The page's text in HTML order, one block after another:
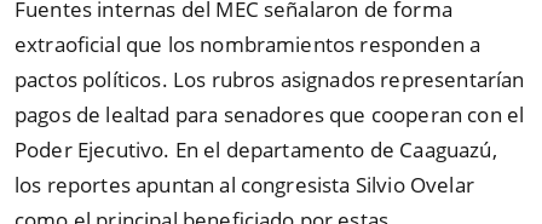
Fuentes internas del MEC señalaron de forma
extraoficial que los nombramientos responden a
pactos políticos. Los rubros asignados representarían
pagos de lealtad para senadores que cooperan con el
Poder Ejecutivo. En el departamento de Caaguazú,
los reportes apuntan al congresista Silvio Ovelar